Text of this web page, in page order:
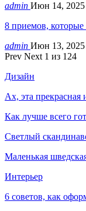
admin Июн 14, 2025
8 приемов,
admin Июн 13, 2025
Prev Next 1 из 124
Дизайн
Ах, эта прекрасная
Как лучше всего
Светлый
Маленькая
Интерьер
6 советов, как